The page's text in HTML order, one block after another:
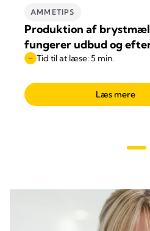
AMMETIPS
Produktion af
fungerer udbud og
Tid til at læse: 5 min.
Læs mere